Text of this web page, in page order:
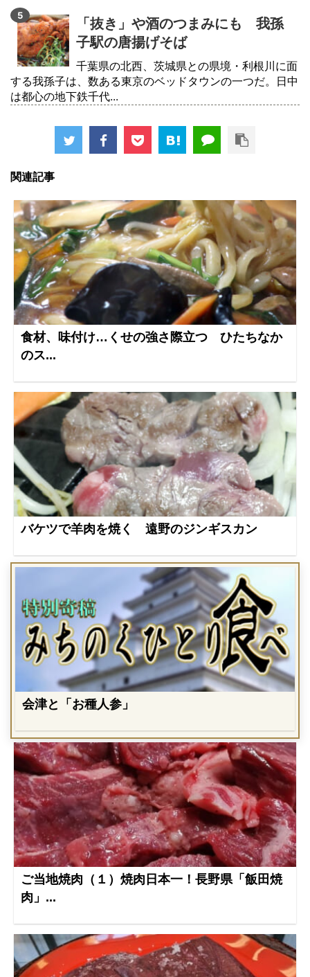
「抜き」や酒のつまみにも 我孫
子駅の唐揚げそば
千葉県の北西、茨城県との県境・利根川に面
する我孫子は、数ある東京のベッドタウンの一つだ。日中
は都心の地下鉄千代...
関連記事
食材、味付け…くせの強さ際立つ ひたちなか
のス...
バケツで羊肉を焼く 遠野のジンギスカン
会津と「お種人参」
ご当地焼肉（１）焼肉日本一！長野県「飯田焼
肉」...